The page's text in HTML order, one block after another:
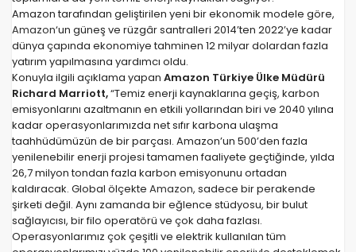
Amazon tarafından geliştirilen yeni bir ekonomik modele göre,
Amazon‘un güneş ve rüzgâr santralleri 2014’ten 2022’ye kadar
dünya çapında ekonomiye tahminen 12 milyar dolardan fazla
yatırım yapılmasına yardımcı oldu.
Konuyla ilgili açıklama yapan Amazon Türkiye Ülke Müdürü
Richard Marriott,“Temiz enerji kaynaklarına geçiş, karbon
emisyonlarını azaltmanın en etkili yollarından biri ve 2040 yılına
kadar operasyonlarımızda net sıfır karbona ulaşma
taahhüdümüzün de bir parçası. Amazon’un 500’den fazla
yenilenebilir enerji projesi tamamen faaliyete geçtiğinde, yılda
26,7 milyon tondan fazla karbon emisyonunu ortadan
kaldıracak. Global ölçekte Amazon, sadece bir perakende
şirketi değil. Aynı zamanda bir eğlence stüdyosu, bir bulut
sağlayıcısı, bir filo operatörü ve çok daha fazlası.
Operasyonlarımız çok çeşitli ve elektrik kullanılan tüm